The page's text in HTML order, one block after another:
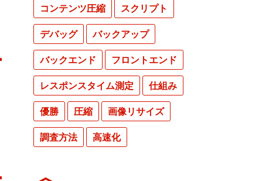
コンテンツ圧縮
スクリプト
デバッグ
バックアップ
バックエンド
フロントエンド
レスポンスタイム測定
仕組み
優勝
圧縮
画像リサイズ
調査方法
高速化